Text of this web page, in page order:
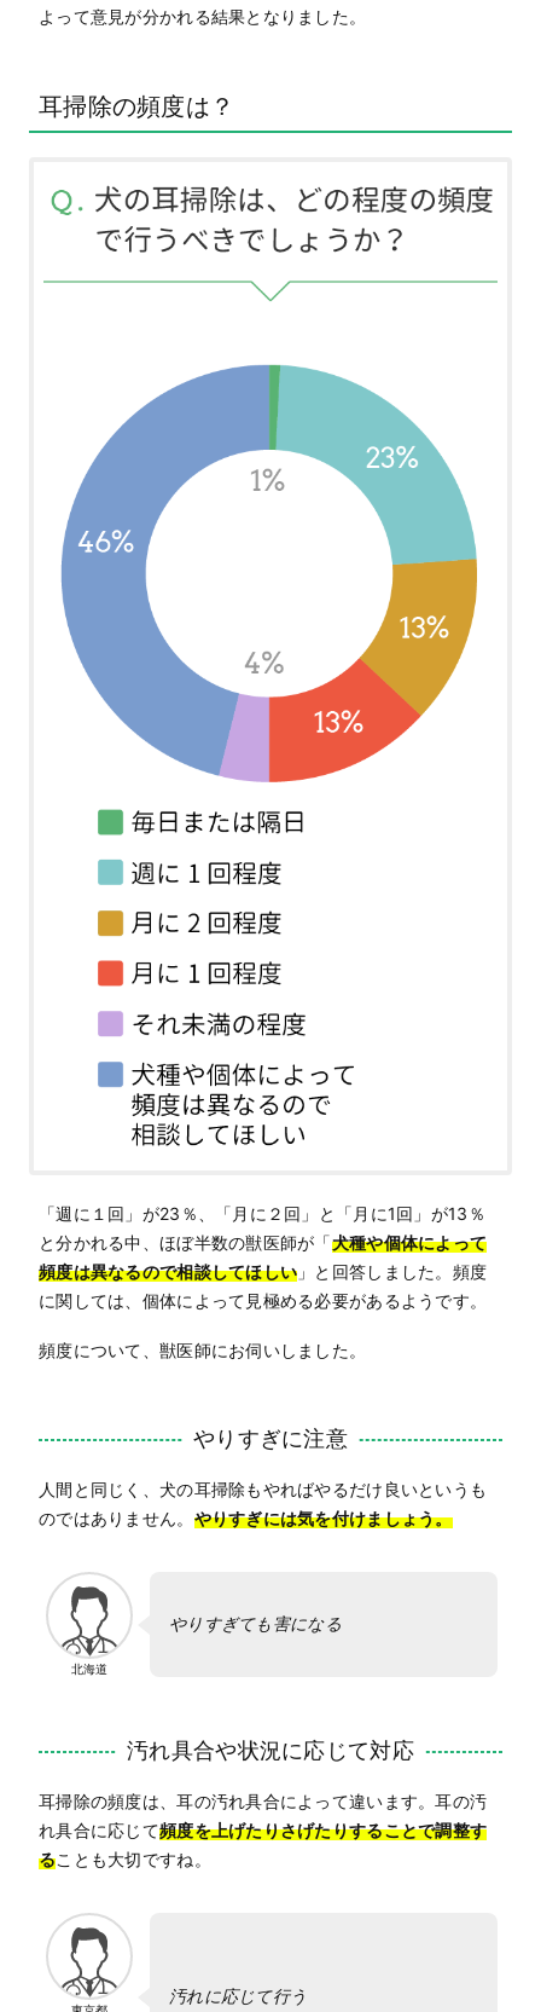
よって意見が分かれる結果となりました。
耳掃除の頻度は？
「週に１回」が23％、「月に２回」と「月に1回」が13％
と分かれる中、ほぼ半数の獣医師が「犬種や個体によって
頻度は異なるので相談してほしい 」と回答しました。頻度
に関しては、個体によって見極める必要があるようです。
頻度について、獣医師にお伺いしました。
やりすぎに注意
人間と同じく、犬の耳掃除もやればやるだけ良いというも
のではありません。 やりすぎには気を付けましょう。
北海道
やりすぎても害になる
汚れ具合や状況に応じて対応
耳掃除の頻度は、耳の汚れ具合によって違います。耳の汚
れ具合に応じて頻度を上げたりさげたりすることで調整す
ることも大切ですね。
汚れに応じて行う